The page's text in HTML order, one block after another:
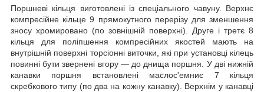
Поршневі кільця виготовлені із спеціального чавуну. Верхнє
компресійне кільце 9 прямокутного перерізу для зменшення
зносу хромировано (по зовнішній поверхні). Друге і третє 8
кільця для поліпшення компресійних якостей мають на
внутрішній поверхні торсіонні виточки, які при установці кілець
повинні бути звернені вгору ― до днища поршня. У дві нижній
канавки поршня встановлені маслос'емниє 7 кільця
скребкового типу (по два на кожну канавку). Верхнім у канавці